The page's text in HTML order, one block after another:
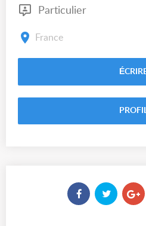
Particulier
France